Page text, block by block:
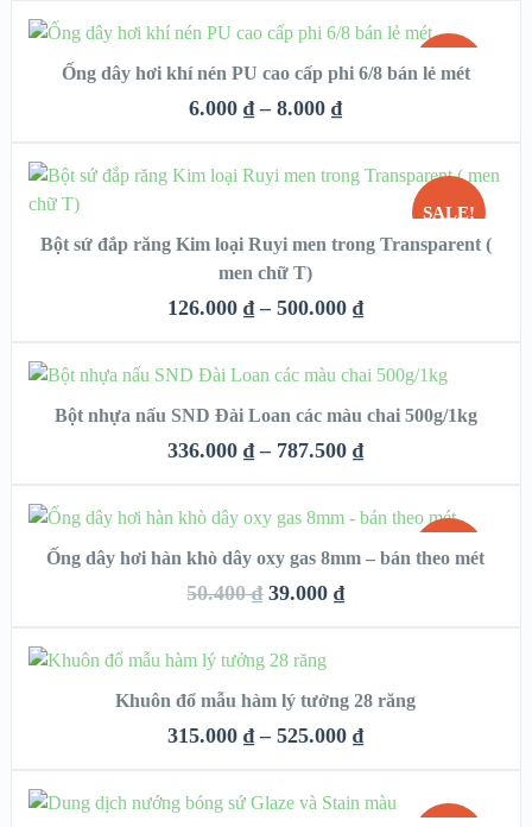
SALE!
QUICK LOOK
CHỌN
Ống dây hơi khí nén PU cao cấp phi 6/8 bán lẻ mét
6.000₫ – 8.000₫
SALE!
QUICK LOOK
VIEW DETAILS
Bột sứ đắp răng Kim loại Ruyi men trong Transparent (
men chữ T)
126.000₫ – 500.000₫
QUICK LOOK
CHỌN
Bột nhựa nấu SND Đài Loan các màu chai 500g/1kg
336.000₫ – 787.500₫
SALE!
QUICK LOOK
ĐỌC TIẾP
Ống dây hơi hàn khò dây oxy gas 8mm – bán theo mét
50.400₫ 39.000₫
QUICK LOOK
CHỌN
Khuôn đổ mẫu hàm lý tưởng 28 răng
315.000₫ – 525.000₫
CHỌN